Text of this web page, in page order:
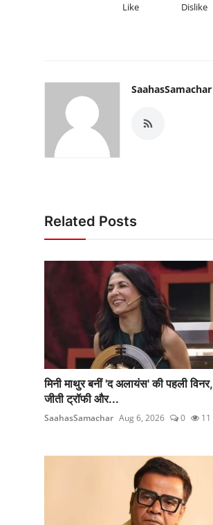
Like Dislike
SaahasSamachar
Related Posts
मिनी माथुर बनीं 'द अलायंस' की पहली विनर,
जीती ट्रॉफी और...
SaahasSamachar Aug 6, 2026 0 11